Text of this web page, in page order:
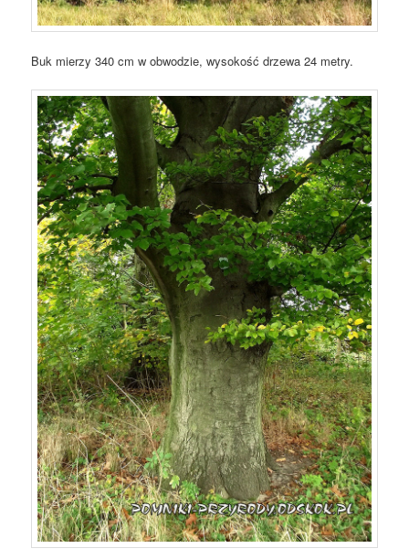
Buk mierzy 340 cm w obwodzie, wysokość drzewa 24 metry.